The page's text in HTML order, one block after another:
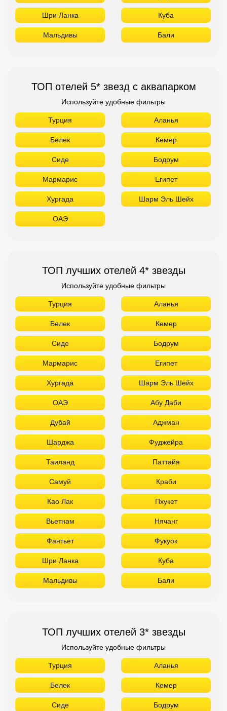
Шри Ланка Куба
Мальдивы Бали
ТОП отелей 5* звезд с аквапарком
Используйте удобные фильтры
Турция Аланья
Белек Кемер
Сиде Бодрум
Мармарис Египет
Хургада Шарм Эль Шейх
ОАЭ
ТОП лучших отелей 4* звезды
Используйте удобные фильтры
Турция Аланья
Белек Кемер
Сиде Бодрум
Мармарис Египет
Хургада Шарм Эль Шейх
ОАЭ Абу Даби
Дубай Аджман
Шарджа Фуджейра
Таиланд Паттайя
Самуй Краби
Као Лак Пхукет
Вьетнам Нячанг
Фантьет Фукуок
Шри Ланка Куба
Мальдивы Бали
ТОП лучших отелей 3* звезды
Используйте удобные фильтры
Турция Аланья
Белек Кемер
Сиде Бодрум